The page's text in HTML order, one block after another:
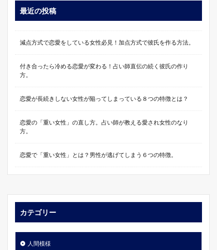
最近の投稿
減点方式で恋愛をしている女性必見！加点方式で彼氏を作る方法。
付き合ったら冷める恋愛が変わる！占い師直伝の続く彼氏の作り
方。
恋愛が長続きしない女性が陥ってしまっている８つの特徴とは？
恋愛の「重い女性」の直し方。占い師が教える愛され女性のなり
方。
恋愛で「重い女性」とは？男性が逃げてしまう６つの特徴。
カテゴリー
人間模様